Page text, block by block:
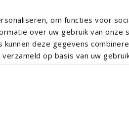
om functies voor
over uw gebruik van onze
deze gegevens
op basis van uw
Panovista Max